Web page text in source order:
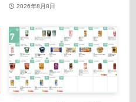
2026年8月8日